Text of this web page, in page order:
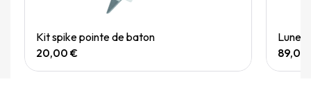
Quick View
Kit spike pointe de baton
20,00 €
89,00